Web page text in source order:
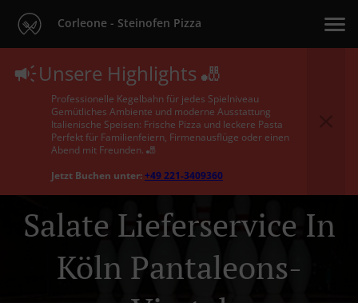
Corleone - Steinofen Pizza
Unsere Highlights 🎳
Professionelle Kegelbahn für jedes Spielniveau
Gemütliches Ambiente und moderne Ausstattung
Italienische Speisen: Frische Pizza und leckere Pasta
Perfekt für Familienfeiern, Firmenausflüge oder einen
Abend mit Freunden. 🎳
Jetzt Buchen unter:+49 221-3409360
Salate Lieferservice In
Köln Pantaleons-